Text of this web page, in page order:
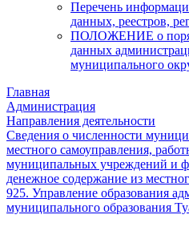
Перечень
данных, реестров,
ПОЛОЖЕНИЕ о
данных
муниципального
Главная
Администрация
Направления деятельности
Сведения о численности
местного самоуправления,
муниципальных учреждений и
денежное содержание из
925. Управление образования
муниципального образования